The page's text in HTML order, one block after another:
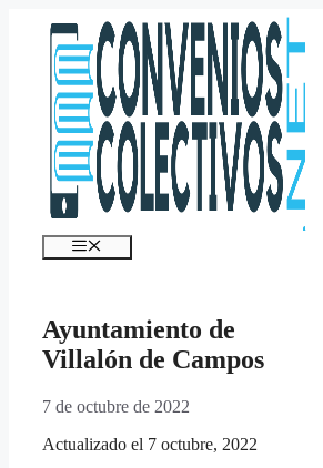
contenido
Menú
Ayuntamiento de
Villalón de Campos
7 de octubre de 2022
Actualizado el 7 octubre, 2022